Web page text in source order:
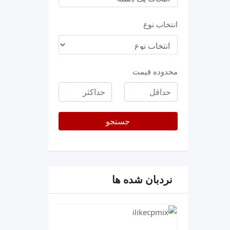
انتخاب نوع
محدوده قیمت
حداقل
قیمت
حداکثر
جستجو
نردبان شده ها